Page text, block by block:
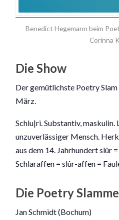
Benedict Hegemann beim
Corinna
Die Show
Der gemütlichste Poetry
März.
Schlu|ri. Substantiv,
unzuverlässiger Mensch.
aus dem 14. Jahrhundert slûr
Schlaraffen = slûr-affen =
Die Poetry
Jan Schmidt (Bochum)